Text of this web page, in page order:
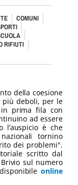
COMUNI
RIFIUTI
della coesione
più deboli, per le
prima fila con
ad essere
l’auspicio è che
tornino
dei problemi".
scritto dal
sul numero
online